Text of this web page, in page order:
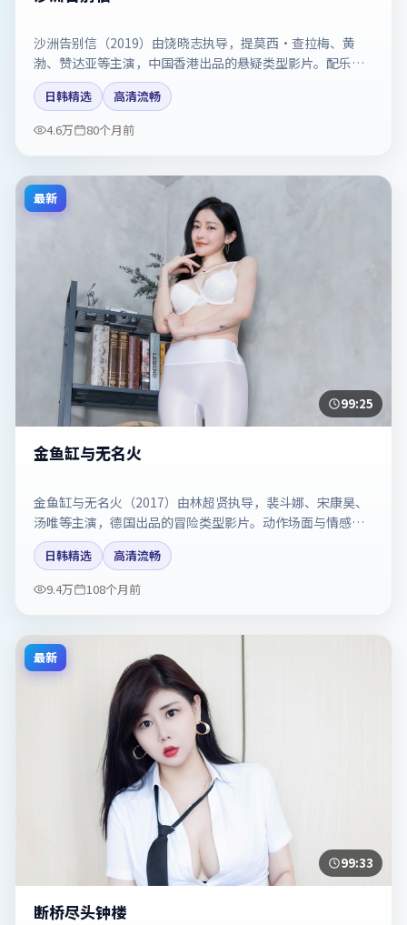
沙洲告别信（2019）由饶晓志执导，提莫西·查拉梅、黄
渤、赞达亚等主演，中国香港出品的悬疑类型影片。配乐与
剪辑强化了宿命感。剧情简介与主创信息可供检索参考，上
映日期以片方资料为准。
日韩精选
高清流畅
4.6万
80个月前
最新
99:25
金鱼缸与无名火
金鱼缸与无名火（2017）由林超贤执导，裴斗娜、宋康昊、
汤唯等主演，德国出品的冒险类型影片。动作场面与情感戏
比例拿捏得当。剧情简介与主创信息可供检索参考，上映日
期以片方资料为准。
日韩精选
高清流畅
9.4万
108个月前
最新
99:33
断桥尽头钟楼